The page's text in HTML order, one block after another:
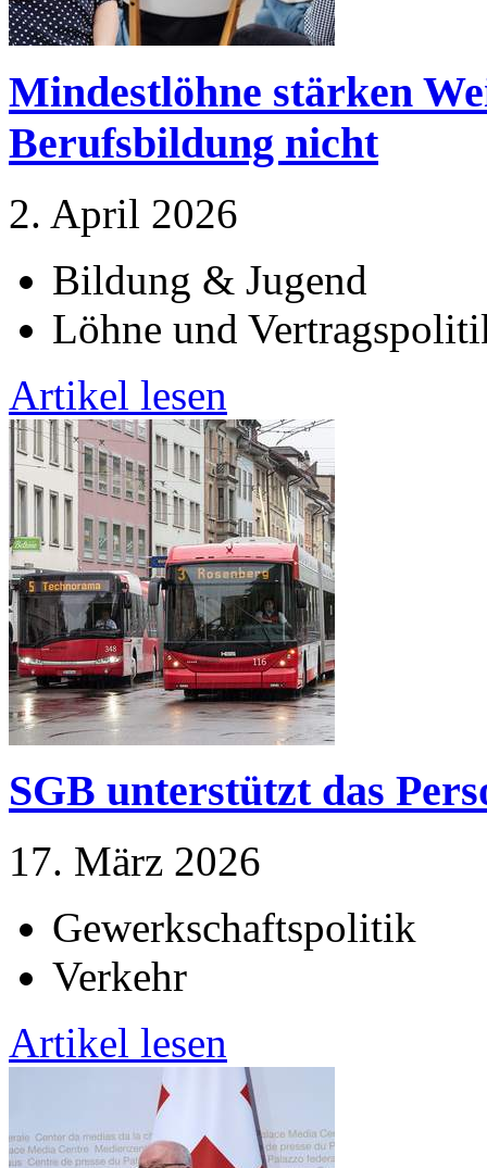
Mindestlöhne stärken
Berufsbildung nicht
2. April 2026
Bildung & Jugend
Löhne und
Artikel lesen
SGB unterstützt das
17. März 2026
Gewerkschaftspolitik
Verkehr
Artikel lesen